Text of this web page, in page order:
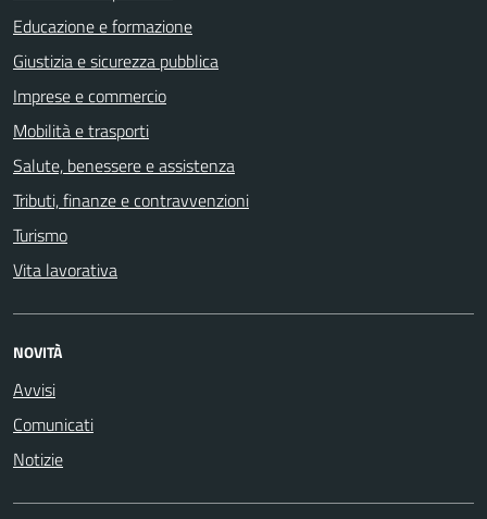
Educazione e formazione
Giustizia e sicurezza pubblica
Imprese e commercio
Mobilità e trasporti
Salute, benessere e assistenza
Tributi, finanze e contravvenzioni
Turismo
Vita lavorativa
NOVITÀ
Avvisi
Comunicati
Notizie